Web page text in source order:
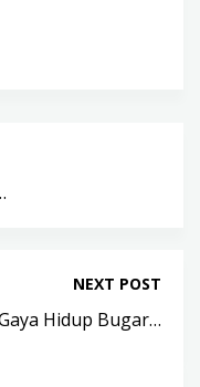
NEXT POST
Hidup Bugar…